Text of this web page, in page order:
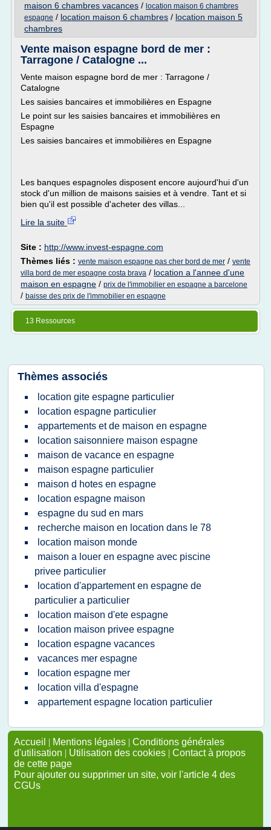
maison 6 chambres vacances / location maison 6 chambres
espagne / location maison 6 chambres / location maison 5
chambres
Vente maison espagne bord de mer :
Tarragone / Catalogne ...
Vente maison espagne bord de mer : Tarragone /
Catalogne
Les saisies bancaires et immobilières en Espagne
Le point sur les saisies bancaires et immobilières en
Espagne
Les saisies bancaires et immobilières en Espagne
Les banques espagnoles disposent encore aujourd'hui d'un
stock d'un million de maisons saisies et à vendre. Tant et si
bien qu'il est possible d'acheter des villas...
Lire la suite
Site : http://www.invest-espagne.com
Thèmes liés : vente maison espagne pas cher bord de mer / vente
villa bord de mer espagne costa brava / location a l'annee d'une
maison en espagne / prix de l'immobilier en espagne a barcelone
/ baisse des prix de l'immobilier en espagne
13 Ressources
Thèmes associés
location gite espagne particulier
location espagne particulier
appartements et de maison en espagne
location saisonniere maison espagne
maison de vacance en espagne
maison espagne particulier
maison d hotes en espagne
location espagne maison
espagne du sud en mars
recherche maison en location dans le 78
location maison monde
maison a louer en espagne avec piscine
privee particulier
location d'appartement en espagne de
particulier a particulier
location maison d'ete espagne
location maison privee espagne
location espagne vacances
vacances mer espagne
location espagne mer
location villa d'espagne
appartement espagne location particulier
Accueil | Mentions légales | Conditions générales
d'utilisation | Utilisation des cookies | Contact à propos
de cette page
Pour ajouter ou supprimer un site, voir l'article 4 des
CGUs